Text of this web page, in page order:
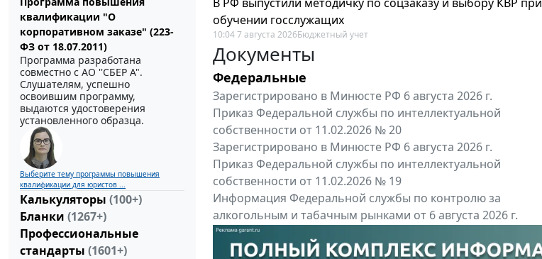
квалификации "О
корпоративном заказе" (223-
ФЗ от 18.07.2011)
Программа разработана
совместно с АО ''СБЕР А".
Слушателям, успешно
освоившим программу,
выдаются удостоверения
установленного образца.
Выберите тему программы повышения
квалификации для юристов ...
Калькуляторы (100+)
Бланки (1267+)
Профессиональные
стандарты (1601+)
обучении госслужащих
10:04 7 августа 2026Бюджетный учет
Документы
Федеральные
Зарегистрировано в Минюсте РФ 6 августа 2026 г.
Приказ Федеральной службы по интеллектуальной
собственности от 11.02.2026 № 20
Зарегистрировано в Минюсте РФ 6 августа 2026 г.
Приказ Федеральной службы по интеллектуальной
собственности от 11.02.2026 № 19
Информация Федеральной службы по контролю за
алкогольным и табачным рынками от 6 августа 2026 г.
"Вниманию производителей и импортёров алкогольной...
Все федеральные документы